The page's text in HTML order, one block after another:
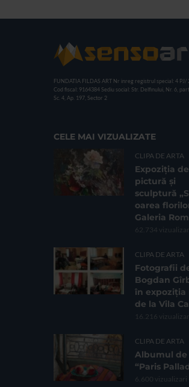
FUNDATIA FILDAS ART Nr inreg registrul special: 4 PJ/
Cod fiscal: 9164384 Sediu social: Str. Delfinului, Nr. 6,
Sc. 4, Ap. 197, Sector 2
CELE MAI VIZUALIZATE
CLIPA DE ARTA
Expoziția de
pictură și
sculptură
oarea
Galeria
62.734
CLIPA DE ARTA
Fotografii
Bogdan
în expoziția
de la Vila
16.216
CLIPA DE ARTA
Albumul de
“Paris
6.600 vizualizari